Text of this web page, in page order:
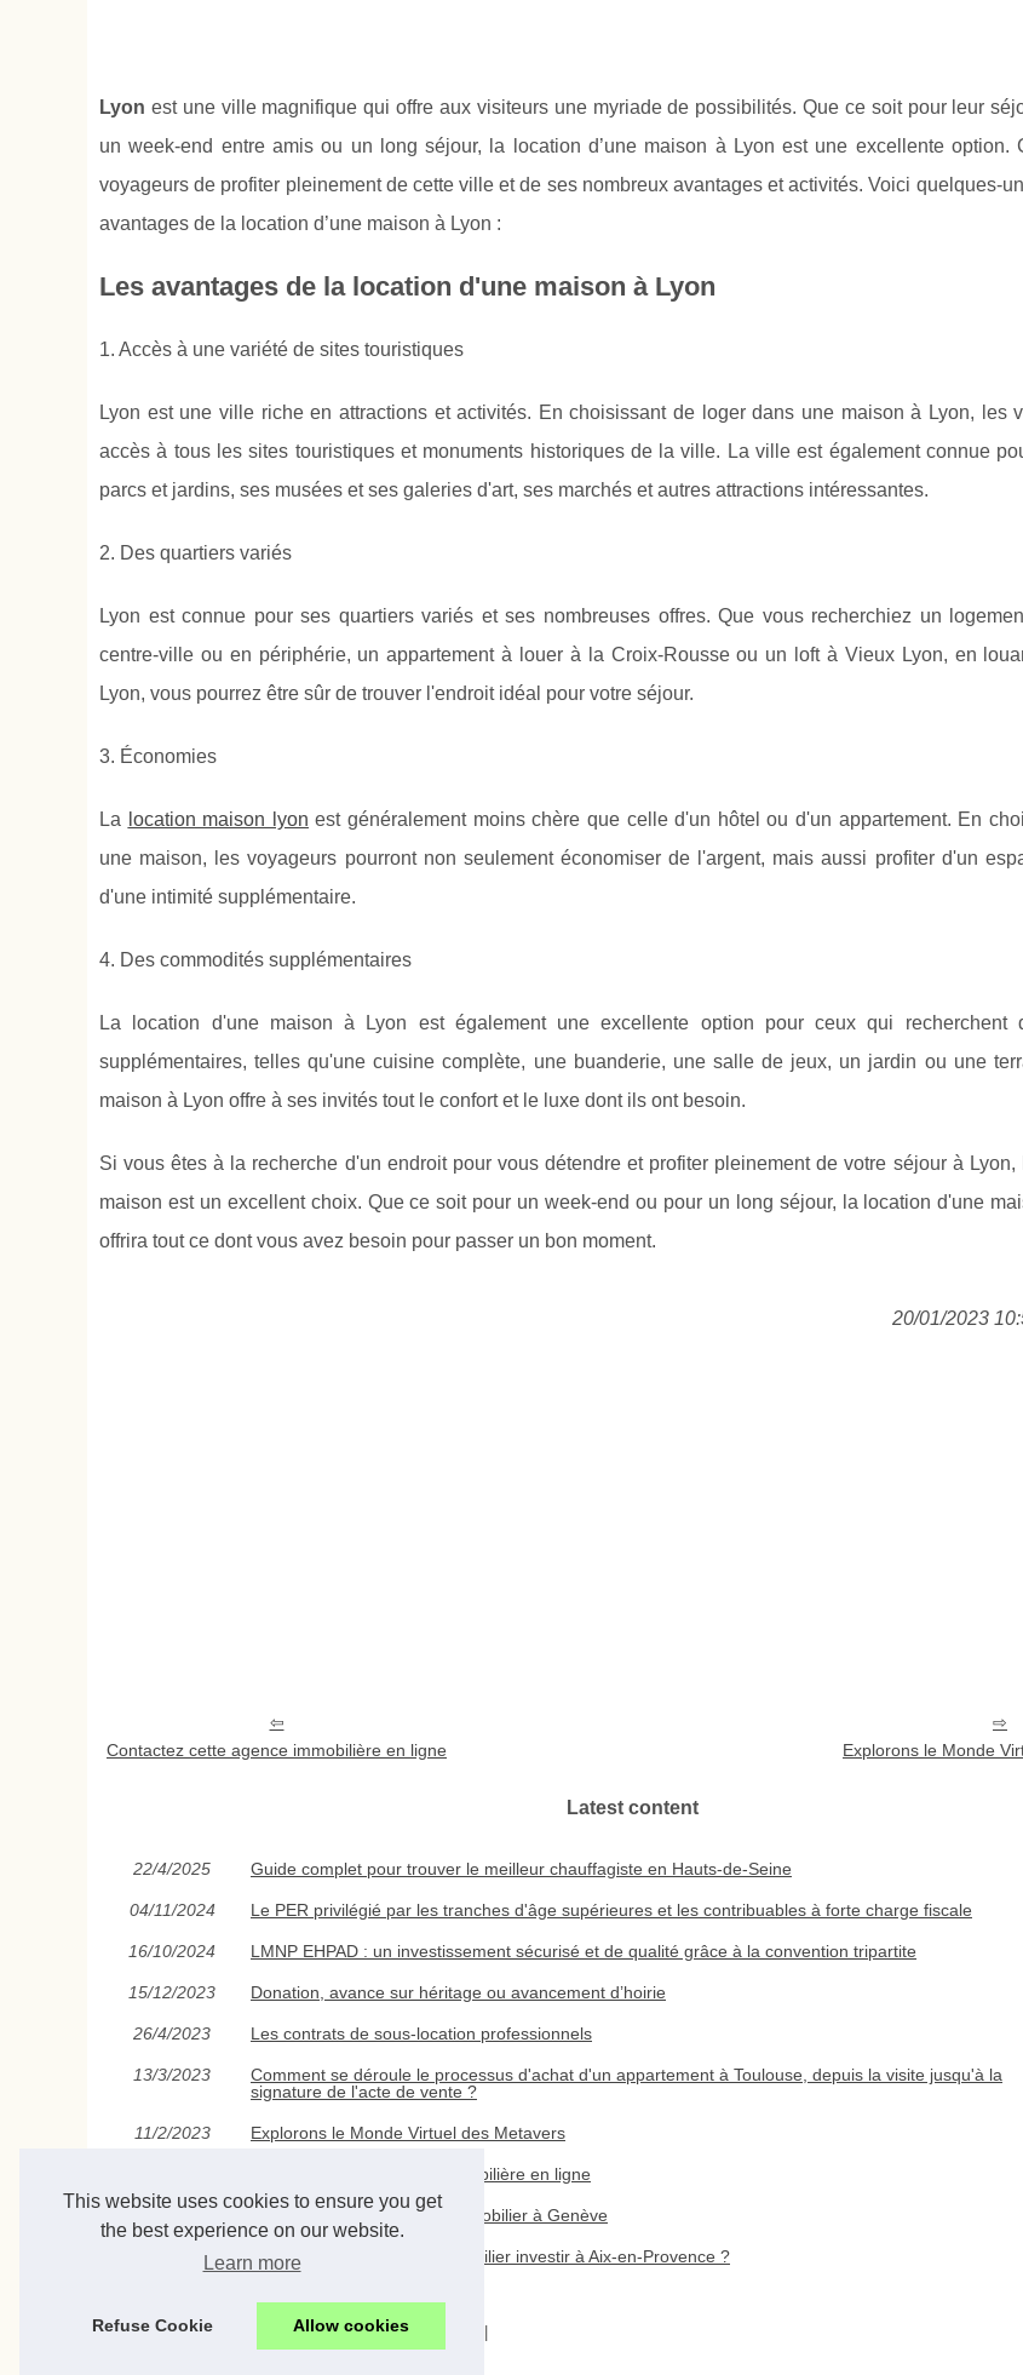
This website uses cookies to ensure you get
the best experience on our website.
Learn more
Refuse Cookie Allow cookies
Lyon est une ville magnifique qui offre aux visiteurs une myriade de possibilités. Que ce soit pour leur
un week-end entre amis ou un long séjour, la location d’une maison à Lyon est une excellente option.
voyageurs de profiter pleinement de cette ville et de ses nombreux avantages et activités. Voici quelques-
avantages de la location d’une maison à Lyon :
Les avantages de la location d'une maison à Lyon
1. Accès à une variété de sites touristiques
Lyon est une ville riche en attractions et activités. En choisissant de loger dans une maison à Lyon, les
accès à tous les sites touristiques et monuments historiques de la ville. La ville est également connue
parcs et jardins, ses musées et ses galeries d'art, ses marchés et autres attractions intéressantes.
2. Des quartiers variés
Lyon est connue pour ses quartiers variés et ses nombreuses offres. Que vous recherchiez un
centre-ville ou en périphérie, un appartement à louer à la Croix-Rousse ou un loft à Vieux Lyon, en
Lyon, vous pourrez être sûr de trouver l'endroit idéal pour votre séjour.
3. Économies
La location maison lyon est généralement moins chère que celle d'un hôtel ou d'un appartement. En
une maison, les voyageurs pourront non seulement économiser de l'argent, mais aussi profiter d'un
d'une intimité supplémentaire.
4. Des commodités supplémentaires
La location d'une maison à Lyon est également une excellente option pour ceux qui recherchent
supplémentaires, telles qu'une cuisine complète, une buanderie, une salle de jeux, un jardin ou une
maison à Lyon offre à ses invités tout le confort et le luxe dont ils ont besoin.
Si vous êtes à la recherche d'un endroit pour vous détendre et profiter pleinement de votre séjour à
maison est un excellent choix. Que ce soit pour un week-end ou pour un long séjour, la location d'une
offrira tout ce dont vous avez besoin pour passer un bon moment.
20/01/2023
Contactez cette agence immobilière en ligne Explorons le Monde
Latest content
22/4/2025 Guide complet pour trouver le meilleur chauffagiste en Hauts-de-Seine
04/11/2024 Le PER privilégié par les tranches d'âge supérieures et les contribuables à forte charge fiscale
16/10/2024 LMNP EHPAD : un investissement sécurisé et de qualité grâce à la convention tripartite
15/12/2023 Donation, avance sur héritage ou avancement d’hoirie
26/4/2023 Les contrats de sous-location professionnels
13/3/2023
Comment se déroule le processus d'achat d'un appartement à Toulouse, depuis la visite jusqu'à la
signature de l'acte de vente ?
11/2/2023 Explorons le Monde Virtuel des Metavers
Contactez cette agence immobilière en ligne
Tout savoir sur le marché immobilier à Genève
22/6/2022 Dans quel type de bien immobilier investir à Aix-en-Provence ?
© 2026Immobilier-delmas.com|Cookies Policy